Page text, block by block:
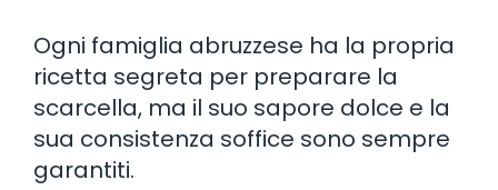
Ogni famiglia abruzzese ha la propria
ricetta segreta per preparare la
scarcella, ma il suo sapore dolce e la
sua consistenza soffice sono sempre
garantiti.